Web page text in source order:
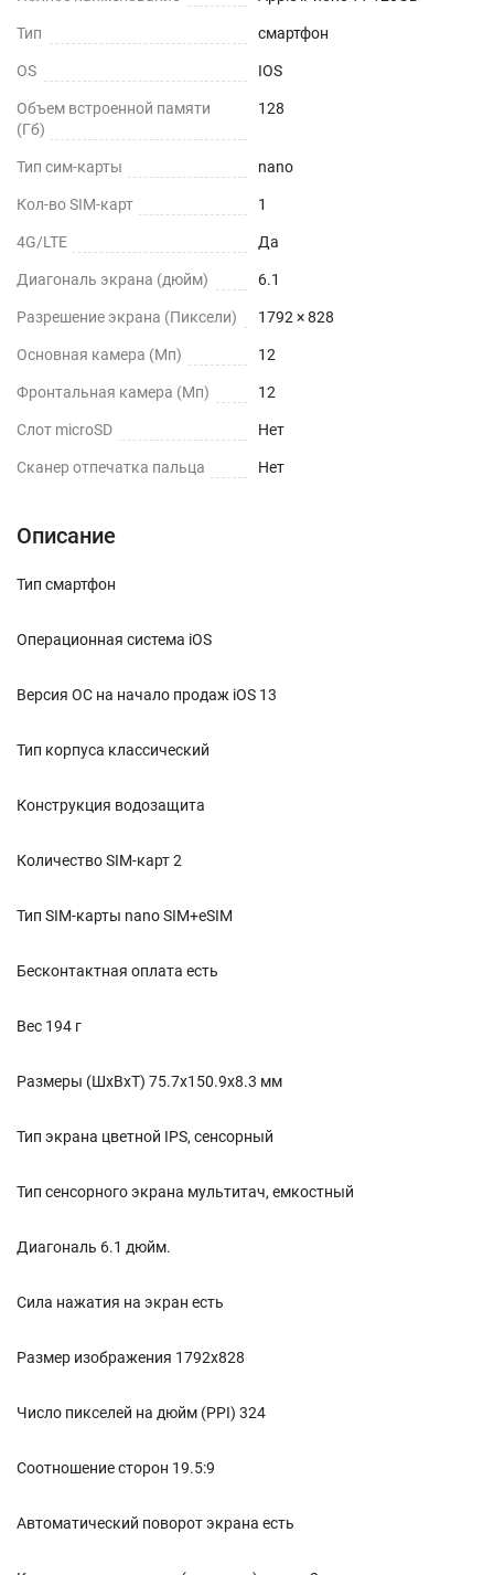
Тип смартфон
OS IOS
Объем встроенной памяти
(Гб)
128
Тип сим-карты nano
Кол-во SIM-карт 1
4G/LTE Да
Диагональ экрана (дюйм) 6.1
Разрешение экрана (Пиксели) 1792 × 828
Основная камера (Мп) 12
Фронтальная камера (Мп) 12
Слот microSD Нет
Сканер отпечатка пальца Нет
Описание
Тип смартфон
Операционная система iOS
Версия ОС на начало продаж iOS 13
Тип корпуса классический
Конструкция водозащита
Количество SIM-карт 2
Тип SIM-карты nano SIM+eSIM
Бесконтактная оплата есть
Вес 194 г
Размеры (ШxВxТ) 75.7x150.9x8.3 мм
Тип экрана цветной IPS, сенсорный
Тип сенсорного экрана мультитач, емкостный
Диагональ 6.1 дюйм.
Сила нажатия на экран есть
Размер изображения 1792x828
Число пикселей на дюйм (PPI) 324
Соотношение сторон 19.5:9
Автоматический поворот экрана есть